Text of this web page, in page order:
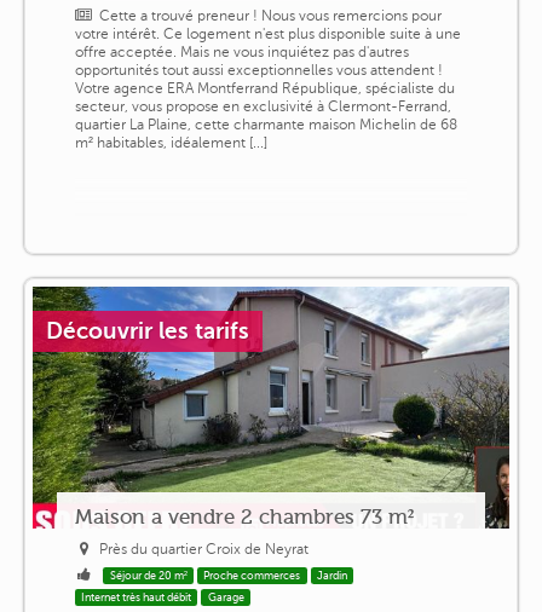
Cette a trouvé preneur ! Nous vous remercions pour
votre intérêt. Ce logement n'est plus disponible suite à une
offre acceptée. Mais ne vous inquiétez pas d'autres
opportunités tout aussi exceptionnelles vous attendent !
Votre agence ERA Montferrand République, spécialiste du
secteur, vous propose en exclusivité à Clermont-Ferrand,
quartier La Plaine, cette charmante maison Michelin de 68
m² habitables, idéalement [...]
Découvrir les tarifs
Maison a vendre 2 chambres 73 m²
Près du quartier Croix de Neyrat
Séjour de 20 m² Proche commerces
Jardin
Internet très haut débit
Garage